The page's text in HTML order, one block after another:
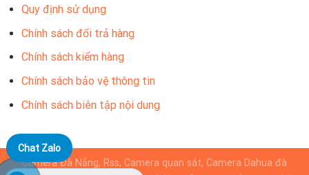
Quy định sử dụng
Chính sách đổi trả hàng
Chính sách kiểm hàng
Chính sách bảo vệ thông tin
Chính sách biên tập nội dung
Camera Đà Nẵng, Rss, Camera quan sát, Camera Dahua đà
Chat Zalo